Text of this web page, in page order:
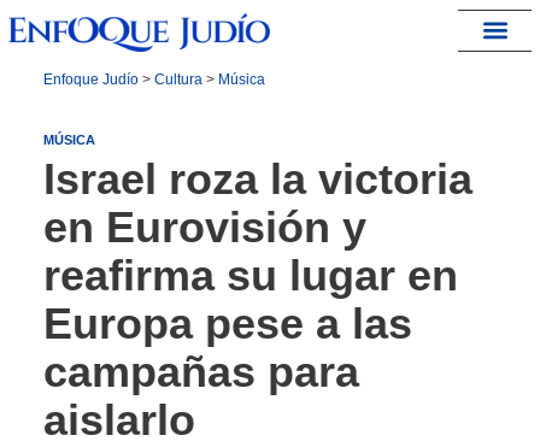
Enfoque Judío> Cultura> Música
MÚSICA
Israel roza la victoria
en Eurovisión y
reafirma su lugar en
Europa pese a las
campañas para
aislarlo